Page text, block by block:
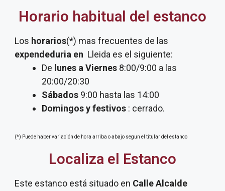
Horario habitual del estanco
Los horarios(*) mas frecuentes de las
expendeduria en Lleida es el siguiente:
De lunes a Viernes 8:00/9:00 a las
20:00/20:30
Sábados 9:00 hasta las 14:00
Domingos y festivos : cerrado.
(*) Puede haber variación de hora arriba o abajo segun el titular del estanco
Localiza el Estanco
Este estanco está situado en Calle Alcalde